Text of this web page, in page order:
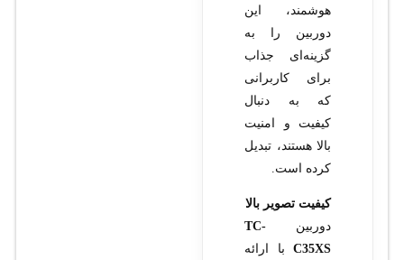
هوشمند، این
دوربین را به
گزینه‌ای جذاب
برای کاربرانی
که به دنبال
کیفیت و امنیت
بالا هستند، تبدیل
کرده است.
کیفیت تصویر بالا
دوربین TC-
C35XSبا ارائه